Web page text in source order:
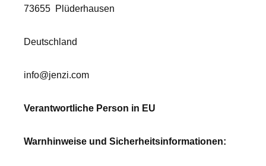
73655 Plüderhausen
Deutschland
info@jenzi.com
Verantwortliche Person in EU
Warnhinweise und Sicherheitsinformationen: